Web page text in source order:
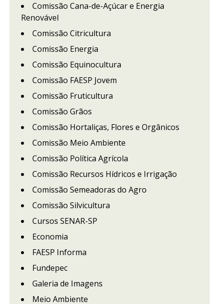
Comissão Cana-de-Açúcar e Energia
Renovável
Comissão Citricultura
Comissão Energia
Comissão Equinocultura
Comissão FAESP Jovem
Comissão Fruticultura
Comissão Grãos
Comissão Hortaliças, Flores e Orgânicos
Comissão Meio Ambiente
Comissão Política Agrícola
Comissão Recursos Hídricos e Irrigação
Comissão Semeadoras do Agro
Comissão Silvicultura
Cursos SENAR-SP
Economia
FAESP Informa
Fundepec
Galeria de Imagens
Meio Ambiente